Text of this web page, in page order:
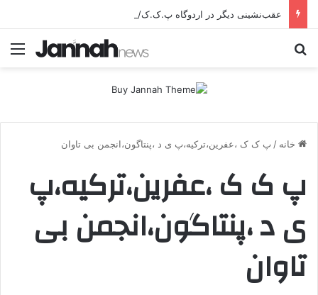
خانه / پ ک ک ،عفرین،ترکیه،پ ی د ،پنتاگون،انجمن بی تاوان
پ ک ک ،عفرین،ترکیه،پ
ی د ،پنتاگون،انجمن بی
تاوان